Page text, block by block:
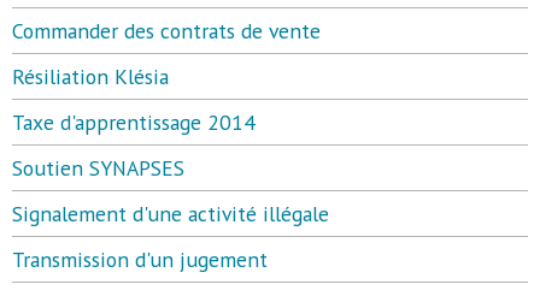
Commander des contrats de vente
Résiliation Klésia
Taxe d'apprentissage 2014
Soutien SYNAPSES
Signalement d'une activité illégale
Transmission d'un jugement